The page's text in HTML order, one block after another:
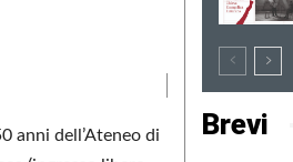
anni dell’Ateneo di
Brevi